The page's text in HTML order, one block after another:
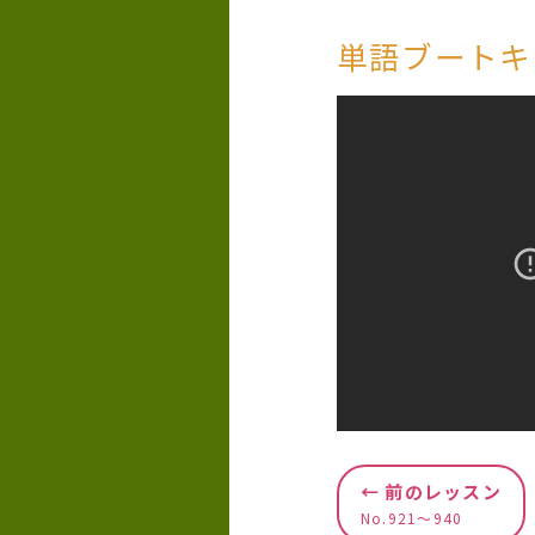
単語ブート
← 前のレッスン
No.921〜940